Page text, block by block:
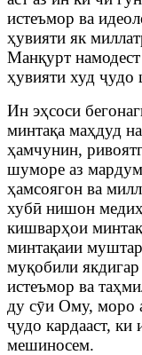
истеъмор ва
ҳувияти як
Манқурт
ҳувияти худ ҷудо
Ин эҳсоси
минтақа маҳдуд
ҳамчунин,
шуморе аз
ҳамсоягон ва
хубӣ нишон
кишварҳои
минтақаии
муқобили
истеъмор ва
ду сӯи Ому, моро
ҷудо кардааст, ки
мешиносем.